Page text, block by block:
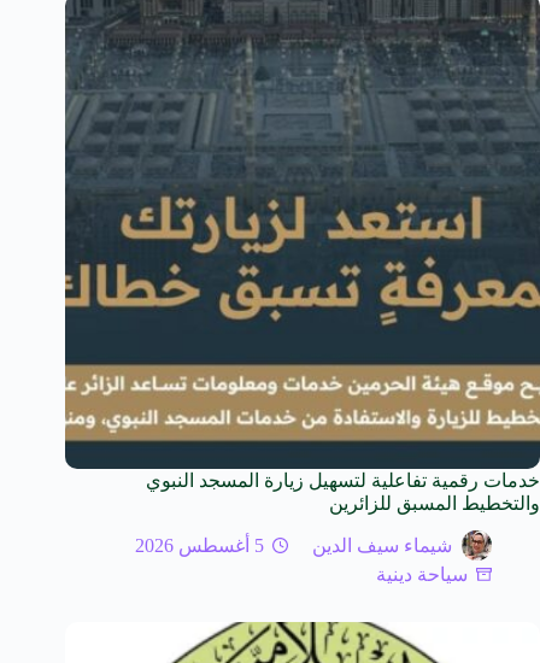
خدمات رقمية تفاعلية لتسهيل زيارة المسجد النبوي
والتخطيط المسبق للزائرين
شيماء سيف الدين
5 أغسطس 2026
سياحة دينية